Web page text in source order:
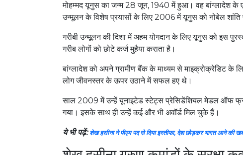
मोहम्मद यूनुस का जन्म 28 जून, 1940 में हुआ। वह बांग्लादेश के
उन्मूलन के विशेष प्रयासों के लिए 2006 में यूनुस को नोबेल शांति
गरीबी उन्मूलन की दिशा में अहम योगदान के लिए यूनुस को इस
गरीब लोगों को छोटे कर्ज मुहैया कराता है।
बांग्लादेश को अपने ग्रामीण बैंक के माध्यम से माइक्रोक्रेडिट के
लोग जीवनस्तर के ऊपर उठाने में सफल हए थे।
साल 2009 में उन्हें यूनाइटेड स्टेट्स प्रेसिडेंशियल मेडल ऑफ
गया। इसके साथ ही उन्हें कई और भी अवॉर्ड मिल चुके हैं।
ये भी पढ़ें: शेख हसीना ने पीएम पद से दिया इस्तीफा, देश छोड़कर भारत आने की